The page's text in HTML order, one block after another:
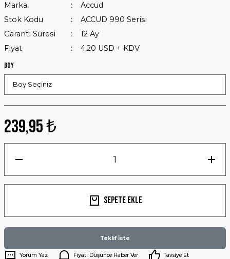
Marka
Accud
Stok Kodu
ACCUD 990 Serisi
Garanti Süresi
12 Ay
Fiyat
4,20 USD + KDV
Boy
239,95 ₺
Sepete Ekle
Teklif İste
Yorum Yaz Fiyatı Düşünce Haber Ver Tavsiye Et